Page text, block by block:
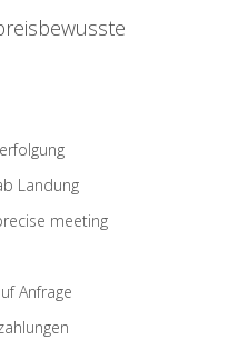
Landung
meeting
Anfrage